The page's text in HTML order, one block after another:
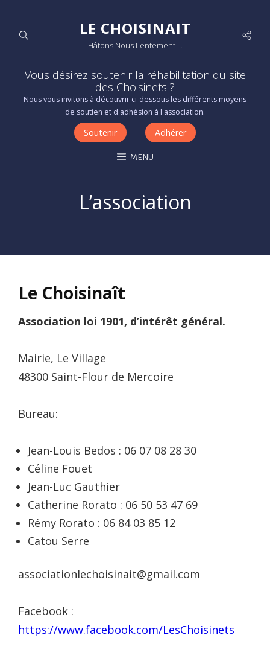
LE CHOISINAIT
Hâtons Nous Lentement …
Vous désirez soutenir la réhabilitation du site
des Choisinets ?
Nous vous invitons à découvrir ci-dessous les différents moyens
de soutien et d'adhésion à l'association.
Soutenir Adhérer
MENU
L’association
Le Choisinaît
Association loi 1901, d’intérêt général.
Mairie, Le Village
48300 Saint-Flour de Mercoire
Bureau:
Jean-Louis Bedos : 06 07 08 28 30
Céline Fouet
Jean-Luc Gauthier
Catherine Rorato : 06 50 53 47 69
Rémy Rorato : 06 84 03 85 12
Catou Serre
associationlechoisinait@gmail.com
Facebook :
https://www.facebook.com/LesChoisinets